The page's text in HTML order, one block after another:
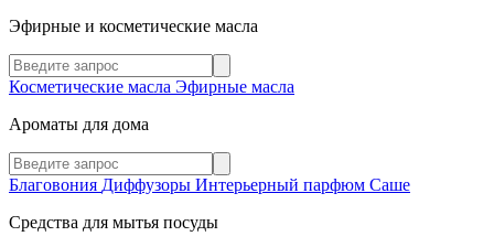
Эфирные и косметические масла
Косметические масла Эфирные масла
Ароматы для дома
Благовония Диффузоры Интерьерный парфюм Саше
Средства для мытья посуды